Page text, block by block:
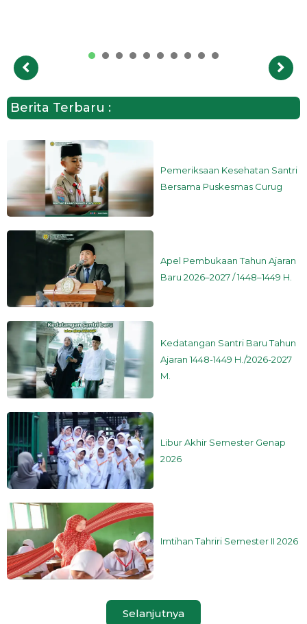
1 2 3 7 8
Berita Terbaru :
Pemeriksaan Kesehatan Santri
Bersama Puskesmas Curug
Apel Pembukaan Tahun Ajaran
Baru 2026–2027 / 1448–1449 H.
Kedatangan Santri Baru Tahun
Ajaran 1448-1449 H./2026-2027
M.
Libur Akhir Semester Genap
2026
Imtihan Tahriri Semester II 2026
Selanjutnya